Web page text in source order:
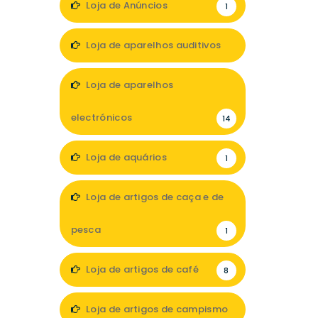
Loja de Anúncios 1
Loja de aparelhos auditivos
Loja de aparelhos
electrónicos 14
Loja de aquários 1
Loja de artigos de caça e de
pesca 1
Loja de artigos de café 8
Loja de artigos de campismo